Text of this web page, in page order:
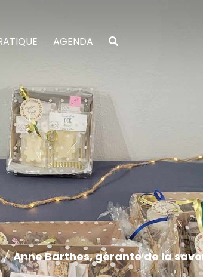
AGENDA
/ Anne Barthes, gérante de la